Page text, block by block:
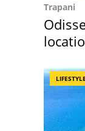
Trapani
LIFESTYLE